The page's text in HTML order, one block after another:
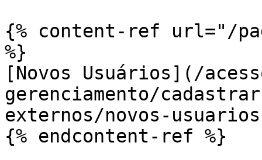
{% content-ref url="/
%}
[Novos Usuários](/
gerenciamento/
externos/novos-